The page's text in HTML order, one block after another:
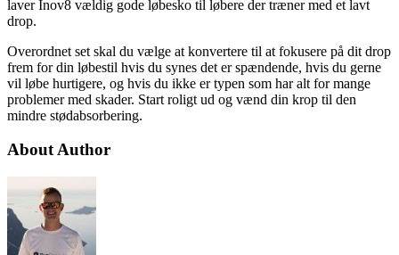
laver Inov8 vældig gode løbesko til løbere der træner med et lavt
drop.
Overordnet set skal du vælge at konvertere til at fokusere på dit drop
frem for din løbestil hvis du synes det er spændende, hvis du gerne
vil løbe hurtigere, og hvis du ikke er typen som har alt for mange
problemer med skader. Start roligt ud og vænd din krop til den
mindre stødabsorbering.
About Author